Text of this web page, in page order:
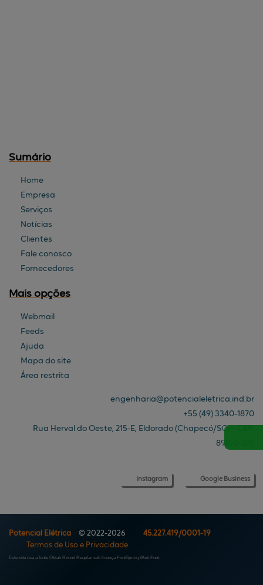
Instagram Google Business
Sumário
Home
Empresa
Serviços
Notícias
Clientes
Fale conosco
Fornecedores
Mais opções
Webmail
Feeds
Ajuda
Mapa do site
Área restrita
engenharia@potencialeletrica.ind.br
+55 (49) 3340-1870
Rua Herval do Oeste, 215-E, Eldorado (Chapecó/SC)
89810
Potencial Elétrica © 2022-2026
45.227.419/0001-19
Termos de Uso e Privacidade
Este site usa a fonte Oktah Round Regular sob licença FontSpring Web Font.